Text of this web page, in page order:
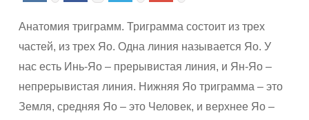
Анатомия триграмм. Триграмма состоит из трех
частей, из трех Яо. Одна линия называется Яо. У
нас есть Инь-Яо – прерывистая линия, и Ян-Яо –
непрерывистая линия. Нижняя Яо триграмма – это
Земля, средняя Яо – это Человек, и верхнее Яо –